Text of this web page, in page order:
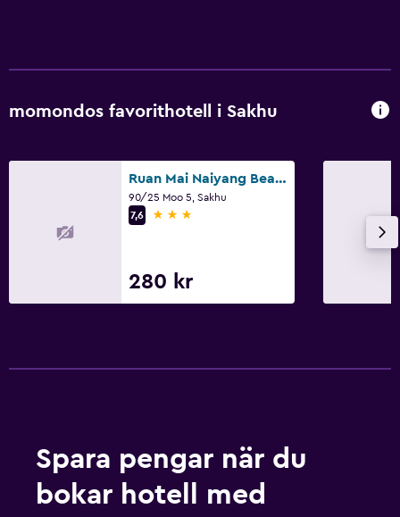
momondos favorithotell i Sakhu
Ruan Mai Naiyang Beach Resort
90/25 Moo 5, Sakhu
7,6
3 stjärnor
280 kr
Spara pengar när du
bokar hotell med